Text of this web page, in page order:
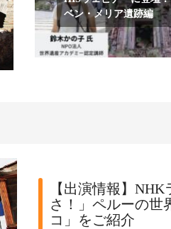
ベン・メリア遺跡編
【出演情報】
さ！」ペルーの世
コ」をご紹介